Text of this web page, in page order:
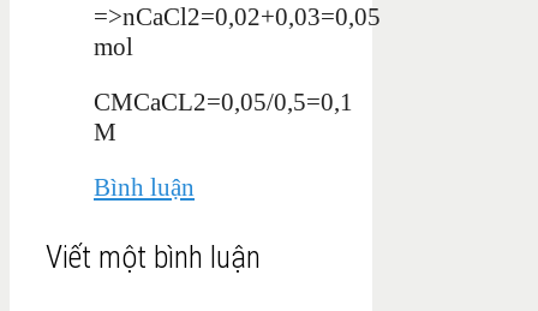
=>nCaCl2=0,02+0,03=0,05
mol
CMCaCL2=0,05/0,5=0,1
M
Bình luận
Viết một bình luận